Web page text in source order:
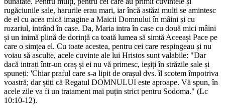
rugăciunile sale, harurile erau mari, iar încă astăzi mulți se amintesc
de el cu acea mică imagine a Maicii Domnului în mâini și cu
rozariul, intrând în case. Da, Maria intra în case cu două mici mâini
și un inimă plină de dorință ca toată lumea să simtă Aceeași Pace pe
care o simțea el. Cu toate acestea, pentru cei care respingeau și nu
voiau să asculte, acele cuvinte ale lui Hristos sunt valabile: "Dar
dacă intrați într-un oraș și ei nu vă primesc, ieșiți în străzile sale și
spuneți: 'Chiar praful care s-a lipit de orașul dvs. îl scotem împotriva
voastră; dar știți că Regatul DOMNULUI este aproape. Vă spun, în
acele zile va fi un tratament mai puțin strict pentru Sodoma." (Lc
10:10-12).